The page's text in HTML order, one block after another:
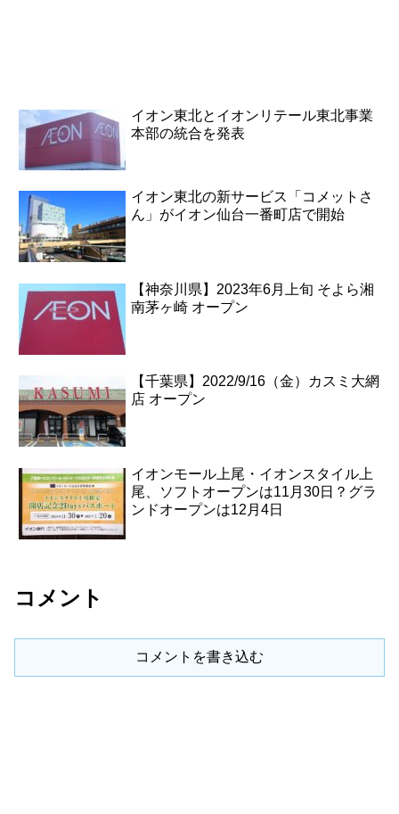
イオン東北とイオンリテール東北事業
本部の統合を発表
イオン東北の新サービス「コメットさ
ん」がイオン仙台一番町店で開始
【神奈川県】2023年6月上旬 そよら湘
南茅ヶ崎 オープン
【千葉県】2022/9/16（金）カスミ大網
店 オープン
イオンモール上尾・イオンスタイル上
尾、ソフトオープンは11月30日？グラ
ンドオープンは12月4日
コメント
コメントを書き込む